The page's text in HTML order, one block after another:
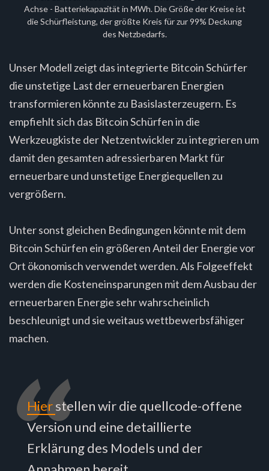
Achse - Batteriekapazität in MWh. Die Größe der Kreise ist
die Schürfleistung, der größte Kreis für zur 99% Deckung
des Netzbedarfs.
Unser Modell zeigt das integrierte Bitcoin Schürfer
die unstetige Last der erneuerbaren Energien
transformieren könnte zu Basislasterzeugern. Es
empfiehlt sich das Bitcoin Schürfen in die
Werkzeugkiste der Netzentwickler zu integrieren um
damit den gesamten adressierbaren Markt für
erneuerbare und unstetige Energiequellen zu
vergrößern.
Unter sonst gleichen Bedingungen könnte mit dem
Bitcoin Schürfen ein größeren Anteil der Energie vor
Ort ökonomisch verwendet werden. Als Folgeeffekt
werden die Kosteneinsparungen mit dem Ausbau der
erneuerbaren Energie sehr wahrscheinlich
beschleunigt und sie weitaus wettbewerbsfähiger
machen.
Hierstellen wir die quellcode-offene
Version und eine detaillierte
Erklärung des Models und der